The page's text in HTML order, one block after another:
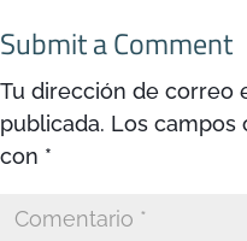
Submit a Comment
Tu dirección de correo
publicada. Los campos
con *